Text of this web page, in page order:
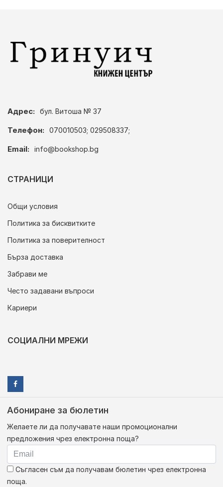
Адрес: бул. Витоша № 37
Телефон: 070010503; 029508337;
Email: info@bookshop.bg
СТРАНИЦИ
Общи условия
Политика за бисквитките
Политика за поверителност
Бърза доставка
Забрави ме
Често задавани въпроси
Кариери
СОЦИАЛНИ МРЕЖИ
Абониране за бюлетин
Желаете ли да получавате наши промоционални
предложения чрез електронна поща?
Съгласен съм да получавам бюлетин чрез електронна
поща.